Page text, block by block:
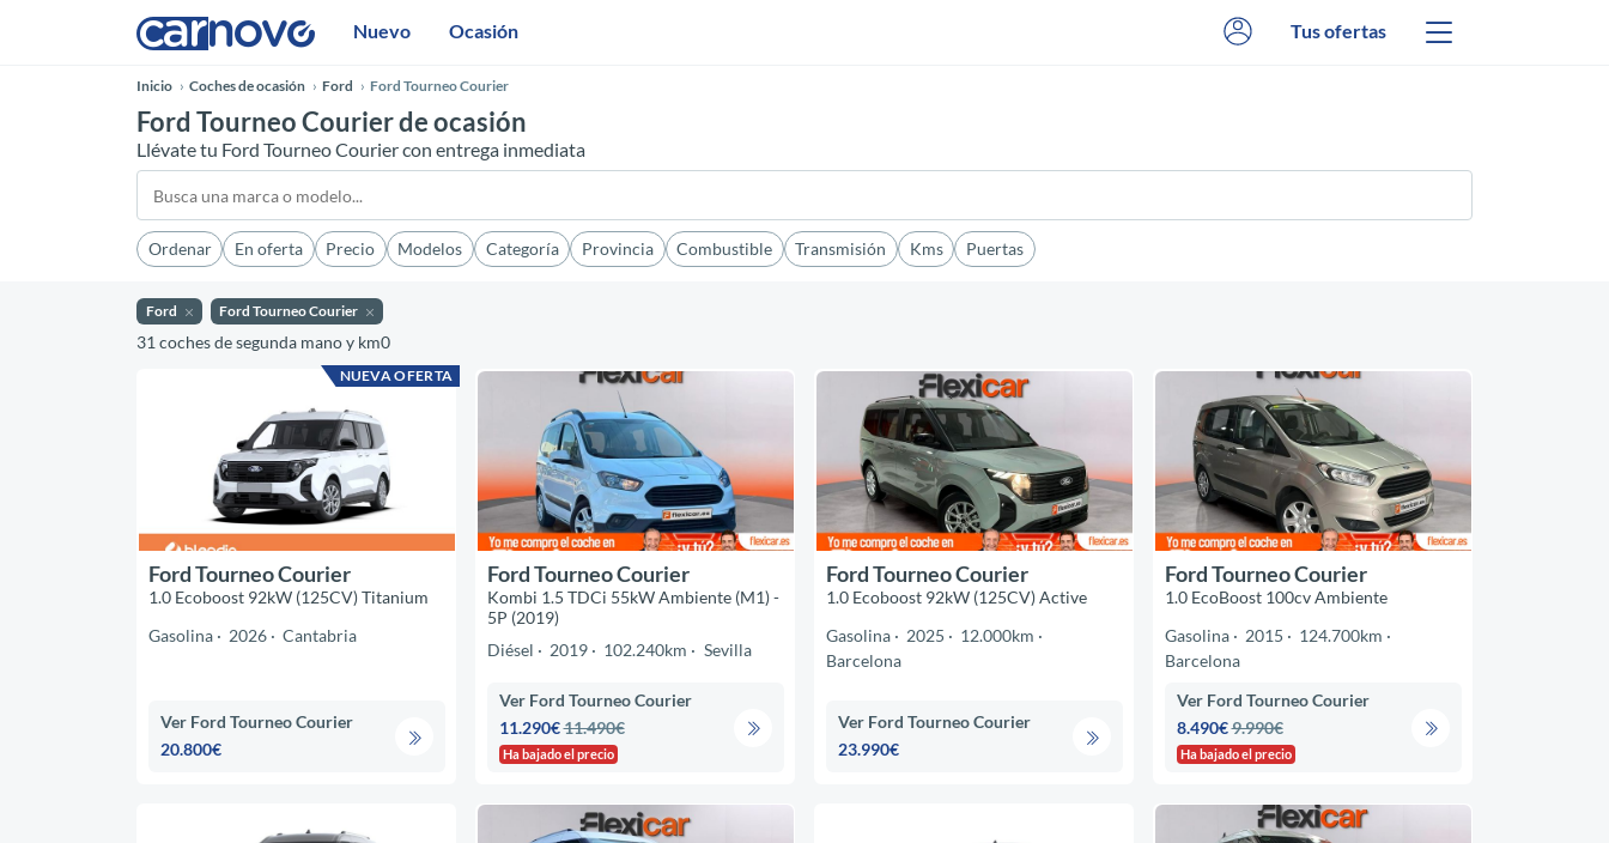
Nuevo Ocasión Tus ofertas
Inicio Coches de ocasión Ford Ford Tourneo Courier
Ford Tourneo Courier de ocasión
Llévate tu Ford Tourneo Courier con entrega inmediata
Ordenar En oferta Precio Modelos Categoría Provincia Combustible Transmisión Kms Puertas
Ford Ford Tourneo Courier
31 coches de segunda mano y km0
NUEVA OFERTA
Ford Tourneo Courier
1.0 Ecoboost 92kW (125CV) Titanium
Gasolina
2026 Cantabria
Ver Ford Tourneo Courier
20.800€
Ford Tourneo Courier
Kombi 1.5 TDCi 55kW Ambiente (M1) -
5P (2019)
Diésel
2019 102.240km Sevilla
Ver Ford Tourneo Courier
11.290€11.490€
Ha bajado el precio
Ford Tourneo Courier
1.0 Ecoboost 92kW (125CV) Active
Gasolina
2025
12.000km
Barcelona
Ver Ford Tourneo Courier
23.990€
Ford Tourneo Courier
1.0 EcoBoost 100cv Ambiente
Gasolina
2015
124.700km
Barcelona
Ver Ford Tourneo Courier
8.490€9.990€
Ha bajado el precio